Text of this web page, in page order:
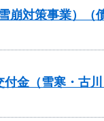
崩対策事業）
金（雪寒・古